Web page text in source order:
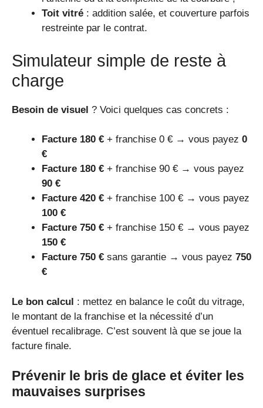
Toit vitré : addition salée, et couverture parfois
restreinte par le contrat.
Simulateur simple de reste à
charge
Besoin de visuel ? Voici quelques cas concrets :
Facture 180 € + franchise 0 € → vous payez 0
€
Facture 180 € + franchise 90 € → vous payez
90 €
Facture 420 € + franchise 100 € → vous payez
100 €
Facture 750 € + franchise 150 € → vous payez
150 €
Facture 750 € sans garantie → vous payez 750
€
Le bon calcul : mettez en balance le coût du vitrage,
le montant de la franchise et la nécessité d’un
éventuel recalibrage. C’est souvent là que se joue la
facture finale.
Prévenir le bris de glace et éviter les
mauvaises surprises